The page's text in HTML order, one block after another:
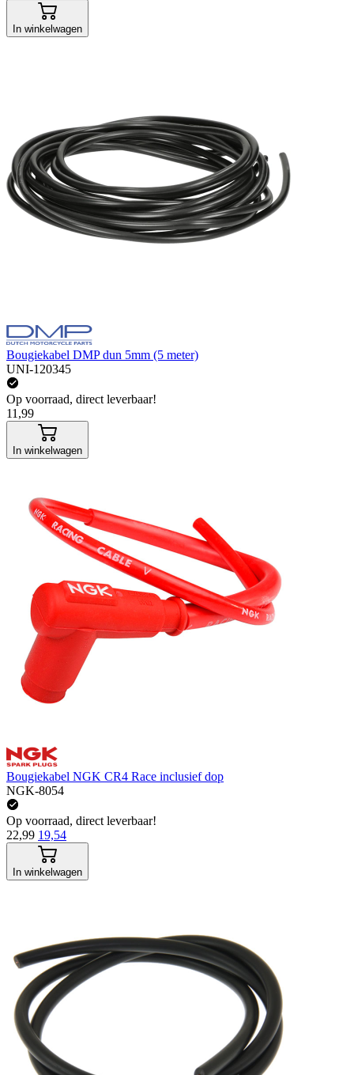
In winkelwagen
Bougiekabel DMP dun 5mm (5 meter)
UNI-120345
Op voorraad, direct leverbaar!
11,99
In winkelwagen
Bougiekabel NGK CR4 Race inclusief dop
NGK-8054
Op voorraad, direct leverbaar!
22,99 19,54
In winkelwagen